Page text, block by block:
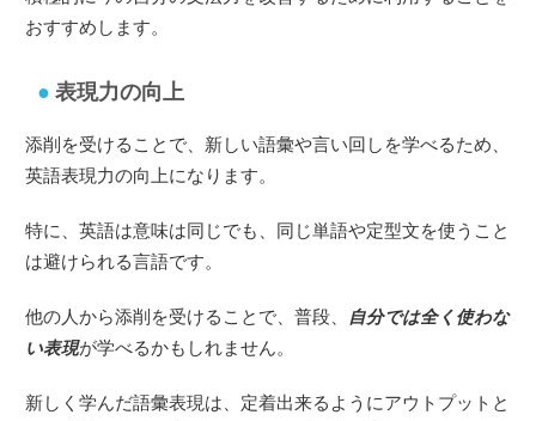
おすすめします。
表現力の向上
添削を受けることで、新しい語彙や言い回しを学べるため、
英語表現力の向上になります。
特に、英語は意味は同じでも、同じ単語や定型文を使うこと
は避けられる言語です。
他の人から添削を受けることで、普段、
自分では全く使わな
い表現が学べるかもしれません。
新しく学んだ語彙表現は、定着出来るようにアウトプットと